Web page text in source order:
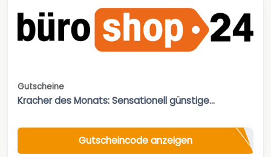
Gutscheine
Kracher des Monats: Sensationell günstige...
Gutscheincode anzeigen